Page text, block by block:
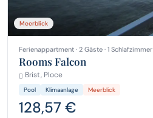
Meerblick
Ferienappartment · 2 Gäste · 1 Schlafzimmer
Rooms Falcon
Brist, Ploce
Pool Klimaanlage Meerblick
128,57 €